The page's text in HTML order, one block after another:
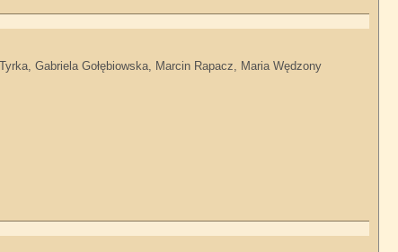
Gabriela Gołębiowska, Marcin Rapacz, Maria Wędzony